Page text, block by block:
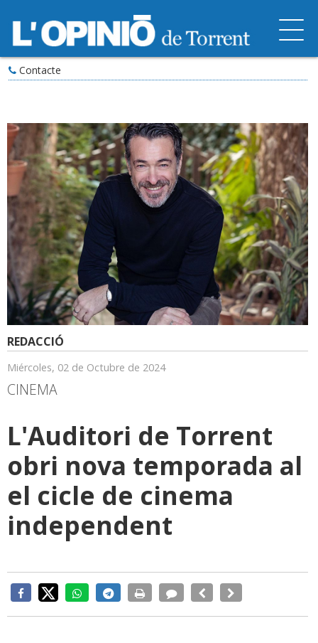
Contacte
REDACCIÓ
Miércoles, 02 de Octubre de 2024
CINEMA
L'Auditori de Torrent
obri nova temporada al
el cicle de cinema
independent